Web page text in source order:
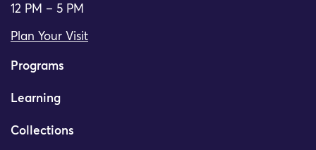
12 PM – 5 PM
Plan Your Visit
Programs
Learning
Collections